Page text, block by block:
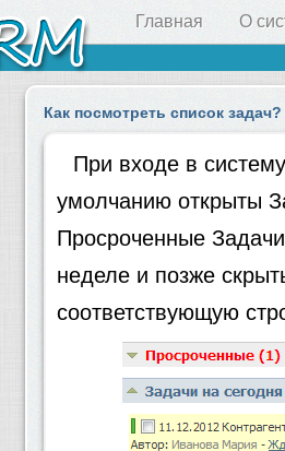
Главная О
Как посмотреть список задач?
При входе в
умолчанию открыты
Просроченные
неделе и позже
соответствующую